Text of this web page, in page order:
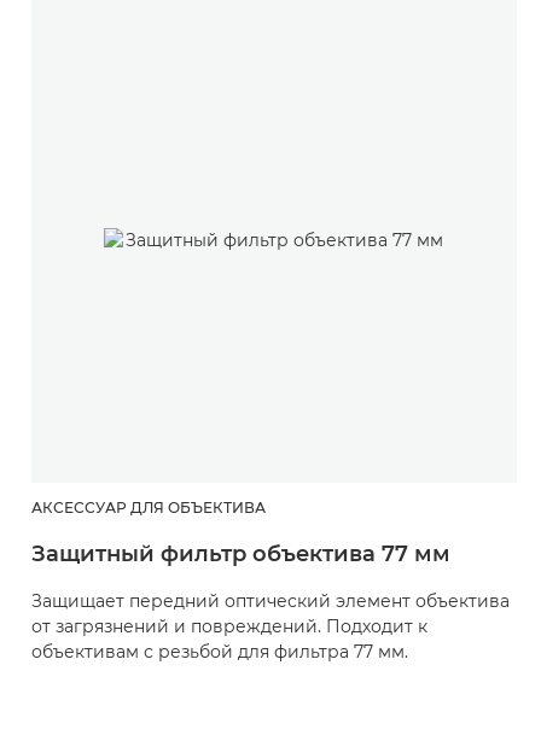
АКСЕССУАР ДЛЯ ОБЪЕКТИВА
Защитный фильтр объектива 77 мм
Защищает передний оптический элемент объектива
от загрязнений и повреждений. Подходит к
объективам с резьбой для фильтра 77 мм.